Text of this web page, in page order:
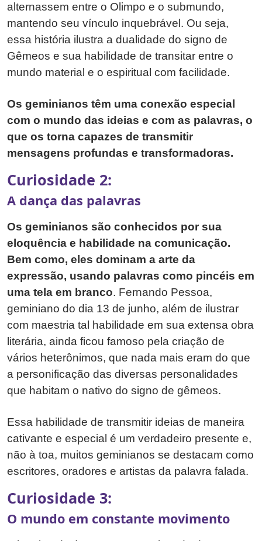
alternassem entre o Olimpo e o submundo,
mantendo seu vínculo inquebrável. Ou seja,
essa história ilustra a dualidade do signo de
Gêmeos e sua habilidade de transitar entre o
mundo material e o espiritual com facilidade.
Os geminianos têm uma conexão especial
com o mundo das ideias e com as palavras, o
que os torna capazes de transmitir
mensagens profundas e transformadoras.
Curiosidade 2:
A dança das palavras
Os geminianos são conhecidos por sua
eloquência e habilidade na comunicação.
Bem como, eles dominam a arte da
expressão, usando palavras como pincéis em
uma tela em branco. Fernando Pessoa,
geminiano do dia 13 de junho, além de ilustrar
com maestria tal habilidade em sua extensa obra
literária, ainda ficou famoso pela criação de
vários heterônimos, que nada mais eram do que
a personificação das diversas personalidades
que habitam o nativo do signo de gêmeos.
Essa habilidade de transmitir ideias de maneira
cativante e especial é um verdadeiro presente e,
não à toa, muitos geminianos se destacam como
escritores, oradores e artistas da palavra falada.
Curiosidade 3:
O mundo em constante movimento